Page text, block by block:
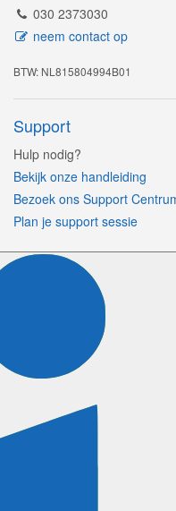
030 2373030
neem contact op
BTW: NL815804994B01
Support
Hulp nodig?
Bekijk onze handleiding
Bezoek ons Support
Plan je support sessie
Volg ons
Certificeringen